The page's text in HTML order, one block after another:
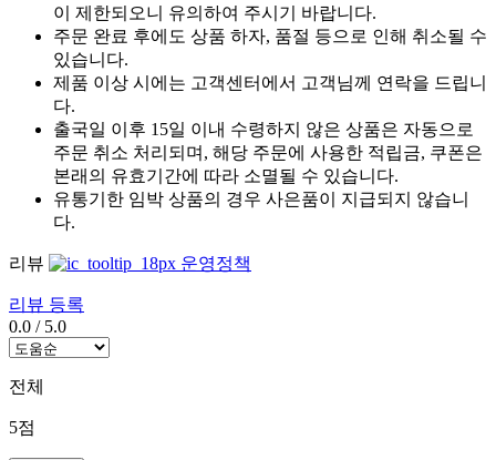
이 제한되오니 유의하여 주시기 바랍니다.
주문 완료 후에도 상품 하자, 품절 등으로 인해 취소될 수
있습니다.
제품 이상 시에는 고객센터에서 고객님께 연락을 드립니
다.
출국일 이후 15일 이내 수령하지 않은 상품은 자동으로
주문 취소 처리되며, 해당 주문에 사용한 적립금, 쿠폰은
본래의 유효기간에 따라 소멸될 수 있습니다.
유통기한 임박 상품의 경우 사은품이 지급되지 않습니
다.
리뷰 운영정책
리뷰 등록
0.0 / 5.0
전체
5점